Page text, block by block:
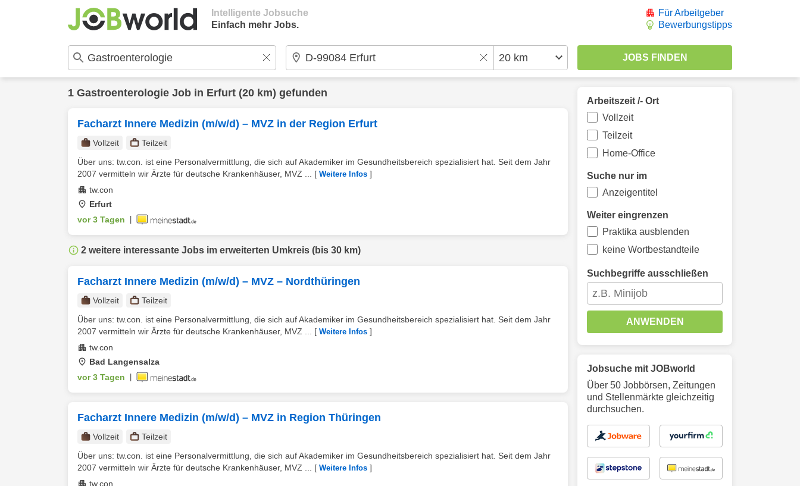
Intelligente Jobsuche
Einfach mehr Jobs.
Für Arbeitgeber
Bewerbungstipps
1 Gastroenterologie Job in Erfurt (20 km) gefunden
Facharzt Innere Medizin (m/w/d) – MVZ in der Region Erfurt
Vollzeit
Teilzeit
Über uns: tw.con. ist eine Personalvermittlung, die sich auf Akademiker im Gesundheitsbereich spezialisiert hat. Seit dem Jahr
2007 vermitteln wir Ärzte für deutsche Krankenhäuser, MVZ ...
[ Weitere Infos ]
tw.con
Erfurt
vor 3 Tagen
2 weitere interessante Jobs im erweiterten Umkreis (bis 30 km)
Facharzt Innere Medizin (m/w/d) – MVZ – Nordthüringen
Vollzeit
Teilzeit
Über uns: tw.con. ist eine Personalvermittlung, die sich auf Akademiker im Gesundheitsbereich spezialisiert hat. Seit dem Jahr
2007 vermitteln wir Ärzte für deutsche Krankenhäuser, MVZ ...
[ Weitere Infos ]
tw.con
Bad Langensalza
vor 3 Tagen
Facharzt Innere Medizin (m/w/d) – MVZ in Region Thüringen
Vollzeit
Teilzeit
Über uns: tw.con. ist eine Personalvermittlung, die sich auf Akademiker im Gesundheitsbereich spezialisiert hat. Seit dem Jahr
2007 vermitteln wir Ärzte für deutsche Krankenhäuser, MVZ ...
[ Weitere Infos ]
tw.con
Arbeitszeit /- Ort
Vollzeit
Teilzeit
Home-Office
Suche nur im
Anzeigentitel
Weiter eingrenzen
Praktika ausblenden
keine Wortbestandteile
Suchbegriffe ausschließen
ANWENDEN
Jobsuche mit JOBworld
Über 50 Jobbörsen, Zeitungen
und Stellenmärkte gleichzeitig
durchsuchen.